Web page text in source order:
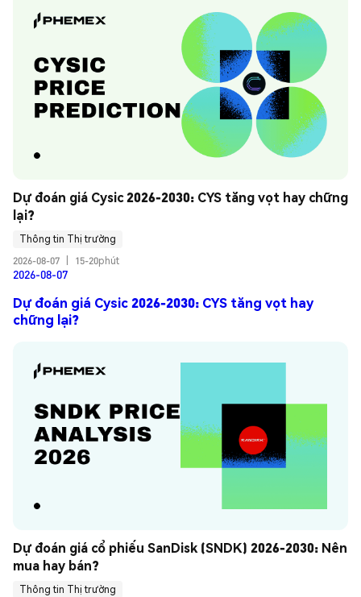
Dự đoán giá Cysic 2026-2030: CYS tăng vọt hay chững
lại?
Thông tin Thị trường
2026-08-07
15-20phút
2026-08-07
Dự đoán giá Cysic 2026-2030: CYS tăng vọt hay
chững lại?
Dự đoán giá cổ phiếu SanDisk (SNDK) 2026-2030: Nên
mua hay bán?
Thông tin Thị trường